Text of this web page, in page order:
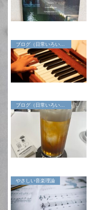
ブログ（日常いろいろ）
やさしい音楽理論